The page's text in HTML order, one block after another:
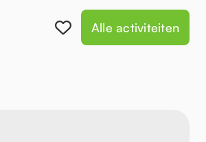
Alle activiteiten